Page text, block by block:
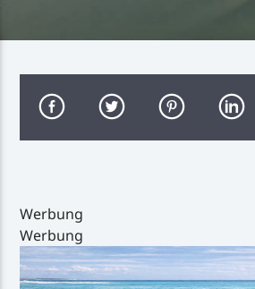
Handystream
Werbung
Werbung